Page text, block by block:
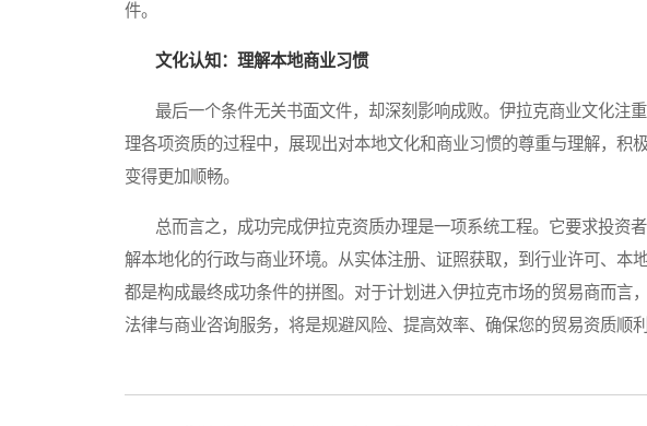
件。
文化认知：理解本地商业习惯
最后一个条件无关书面文件，却深刻影响成败。伊拉克商业文化注
理各项资质的过程中，展现出对本地文化和商业习惯的尊重与理解，积
变得更加顺畅。
总而言之，成功完成伊拉克资质办理是一项系统工程。它要求投资
解本地化的行政与商业环境。从实体注册、证照获取，到行业许可、本
都是构成最终成功条件的拼图。对于计划进入伊拉克市场的贸易商而言
法律与商业咨询服务，将是规避风险、提高效率、确保您的贸易资质顺